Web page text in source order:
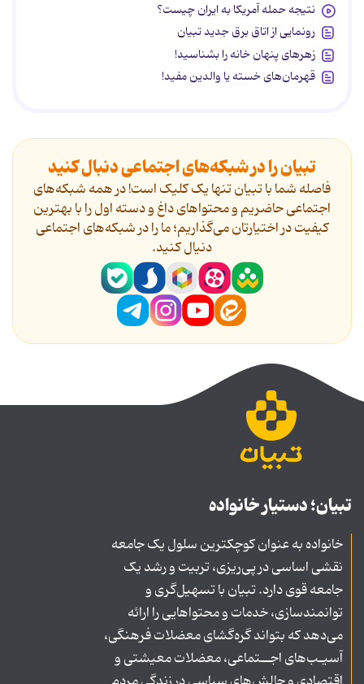
نتیجه حمله آمریکا به ایران چیست؟
رونمایی از اتاق برق جدید تبیان
زهرهای پنهان خانه را بشناسید!
قهرمان‌های خسته یا والدین مفید!
تبیان را در شبکه‌های اجتماعی دنبال کنید
فاصله شما با تبیان تنها یک کلیک است! در همه شبکه‌های
اجتماعی حاضریم و محتواهای داغ و دسته اول را با بهترین
کیفیت در اختیارتان می‌گذاریم؛ ما را در شبکه‌های اجتماعی
دنیال کنید.
تبیان؛ دستیار خانواده
خانواده به عنوان کوچکترین سلول یک جامعه
نقشی اساسی در پی‌ریزی، تربیت و رشد یک
جامعه قوی دارد. تبیان با تسهیل‌گری و
توانمندسازی، خدمات و محتواهایی را ارائه
می‌دهد که بتواند گره‌گشای معضلات فرهنگی،
آسیـب‌های اجــتماعی، معضلات معیشتی و